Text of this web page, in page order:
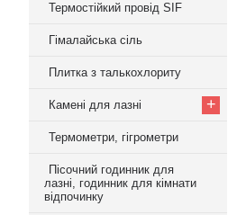
Термостійкий провід SIF
Гімалайська сіль
Плитка з талькохлориту
Камені для лазні +
Термометри, гігрометри
Пісочний годинник для
лазні, годинник для кімнати
відпочинку